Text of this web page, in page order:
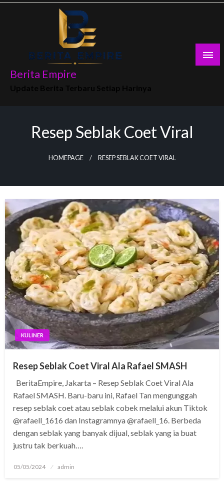
Skip
Berita Empire
Resep Seblak Coet Viral
HOMEPAGE RESEP SEBLAK COET VIRAL
KULINER
Resep Seblak Coet Viral Ala Rafael SMASH
BeritaEmpire, Jakarta – Resep Seblak Coet Viral Ala
Rafael SMASH. Baru-baru ini, Rafael Tan mengunggah
resep seblak coet atau seblak cobek melalui akun Tiktok
@rafaell_1616 dan Instagramnya @rafaell_16. Berbeda
dengan seblak yang banyak dijual, seblak yang ia buat
justru tak berkuah….
Posted
05/05/2024 admin